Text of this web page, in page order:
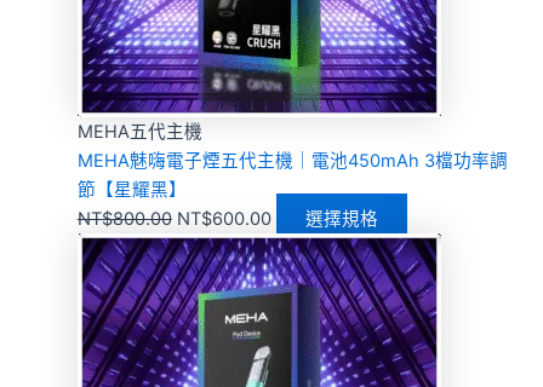
MEHA五代主機
MEHA魅嗨電子煙五代主機｜電池450mAh 3檔功率調
節【星耀黑】
NT$800.00 NT$600.00 選擇規格